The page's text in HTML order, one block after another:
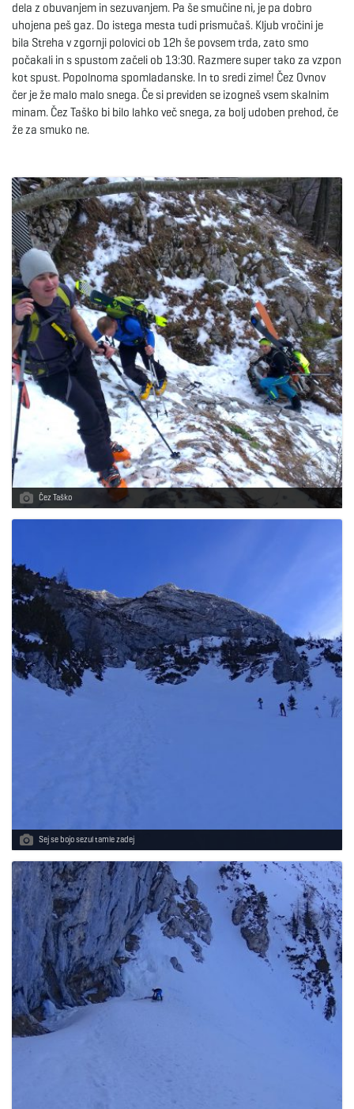
g
t
i
o
n
dela z obuvanjem in sezuvanjem. Pa še smučine ni, je pa dobro
uhojena peš gaz. Do istega mesta tudi prismučaš. Kljub vročini je
bila Streha v zgornji polovici ob 12h še povsem trda, zato smo
počakali in s spustom začeli ob 13:30. Razmere super tako za vzpon
kot spust. Popolnoma spomladanske. In to sredi zime! Čez Ovnov
čer je že malo malo snega. Če si previden se izogneš vsem skalnim
minam. Čez Taško bi bilo lahko več snega, za bolj udoben prehod, če
že za smuko ne.
Čez Taško
Sej se bojo sezul tamle zadej